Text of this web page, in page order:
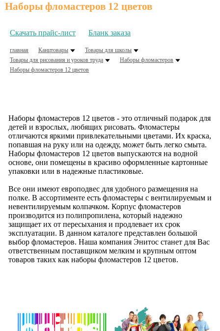
Наборы фломастеров 12 цветов
Скачать прайс-лист Бланк заказа
главная Канцтовары
Товары для школы
Товары для рисования и уроков труда
Наборы фломастеров
Наборы фломастеров 12 цветов
Наборы фломастеров 12 цветов - это отличный подарок для
детей и взрослых, любящих рисовать. Фломастеры
отличаются яркими привлекательными цветами. Их краска,
попавшая на руку или на одежду, может быть легко смыта.
Наборы фломастеров 12 цветов выпускаются на водной
основе, они помещены в красиво оформленные картонные
упаковки или в надежные пластиковые.
Все они имеют европодвес для удобного размещения на
полке. В ассортименте есть фломастеры с вентилируемым и
невентилируемым колпачком. Корпус фломастеров
производится из полипропилена, который надежно
защищает их от пересыхания и продлевает их срок
эксплуатации. В данном каталоге представлен большой
выбор фломастеров. Наша компания Энитос станет для Вас
ответственным поставщиком мелким и крупным оптом
товаров таких как наборы фломастеров 12 цветов.